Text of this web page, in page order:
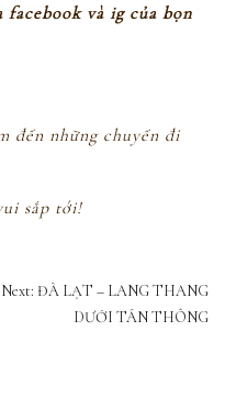
facebook và ig của bọn
đến những chuyến đi
sắp tới!
Next: ĐÀ LẠT – LANG THANG
DƯỚI TÁN THÔNG